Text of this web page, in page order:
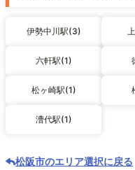
伊勢中川駅(3)
六軒駅(1)
松ヶ崎駅(1)
漕代駅(1)
松阪市のエリア選択に戻る